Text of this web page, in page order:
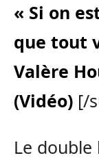
« Si on
que tout
Valère
(Vidéo) [/
Le